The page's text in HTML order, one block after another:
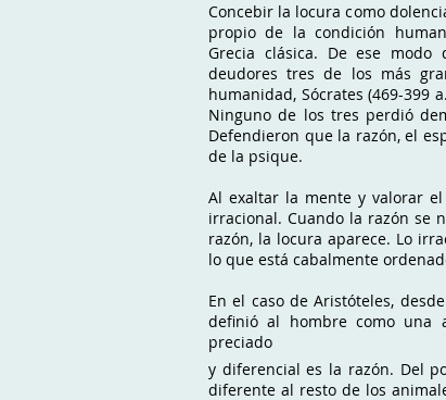
Concebir la locura como
propio de la condición
Grecia clásica. De ese modo
deudores tres de los más
humanidad, Sócrates (469-399
Ninguno de los tres perdió
Defendieron que la razón, el
de la psique.
Al exaltar la mente y valorar
irracional. Cuando la razón se
razón, la locura aparece. Lo
lo que está cabalmente
En el caso de Aristóteles,
definió al hombre como una
preciado
y diferencial es la razón. Del
diferente al resto de los